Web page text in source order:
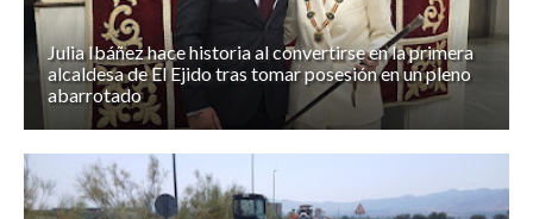
Julia Ibáñez hace historia al convertirse en la primera
alcaldesa de El Ejido tras tomar posesión en un pleno
abarrotado